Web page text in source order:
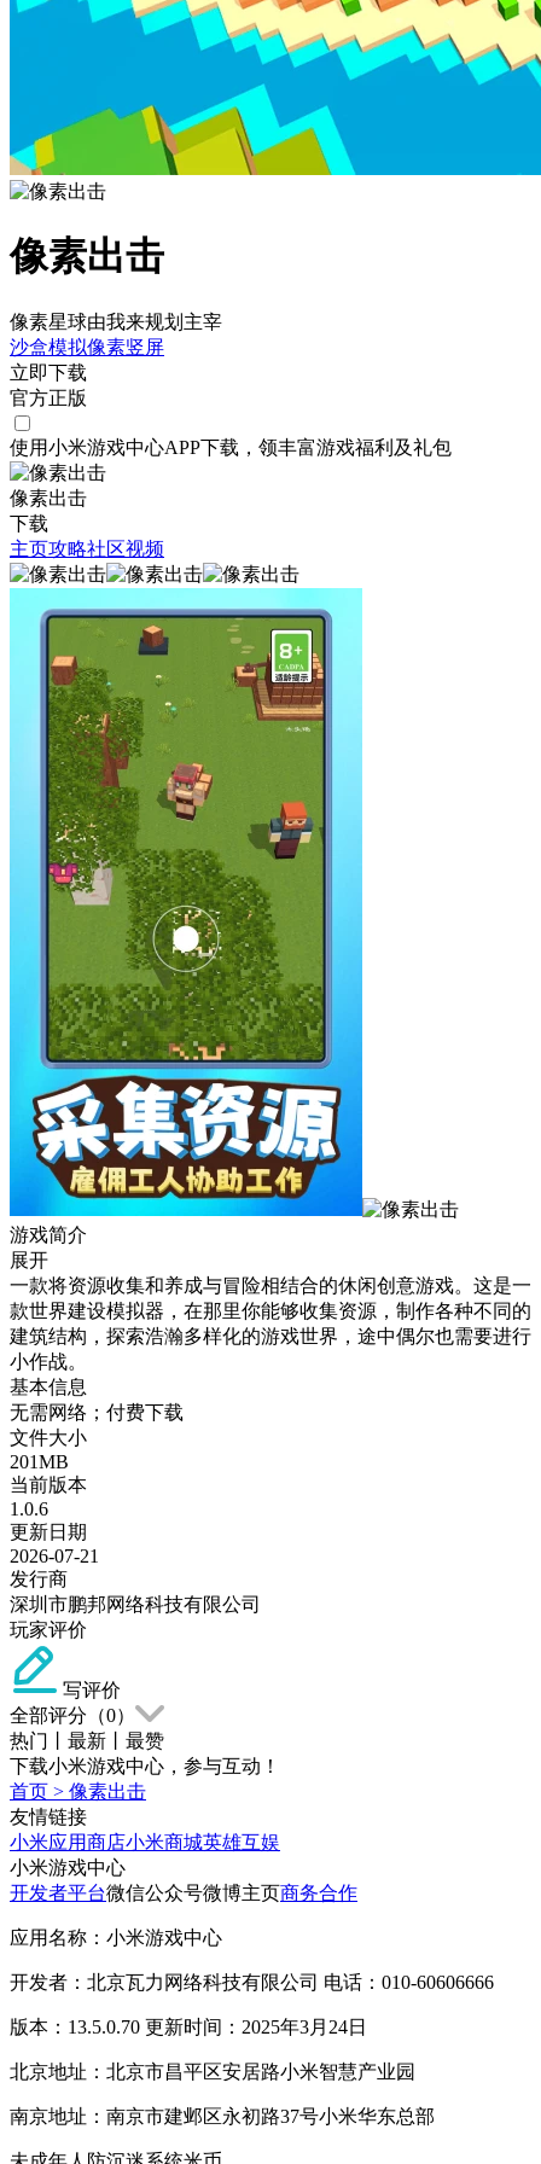
像素出击
像素星球由我来规划主宰
沙盒模拟像素竖屏
立即下载
官方正版
使用小米游戏中心APP下载 ，领丰富游戏福利 及礼包
像素出击
下载
主页攻略社区视频
游戏简介
展开
一款将资源收集和养成与冒险相结合的休闲创意游戏。这是一
款世界建设模拟器，在那里你能够收集资源，制作各种不同的
建筑结构，探索浩瀚多样化的游戏世界，途中偶尔也需要进行
小作战。
基本信息
无需网络；付费下载
文件大小
201MB
当前版本
1.0.6
更新日期
2026-07-21
发行商
深圳市鹏邦网络科技有限公司
玩家评价
写评价
全部评分（0）
热门
最新
最赞
下载小米游戏中心，参与互动！
首页 > 像素出击
友情链接
小米应用商店小米商城英雄互娱
小米游戏中心
开发者平台微信公众号微博主页商务合作
应用名称：小米游戏中心
开发者：北京瓦力网络科技有限公司 电话：010-60606666
版本：13.5.0.70 更新时间：2025年3月24日
北京地址：北京市昌平区安居路小米智慧产业园
南京地址：南京市建邺区永初路37号小米华东总部